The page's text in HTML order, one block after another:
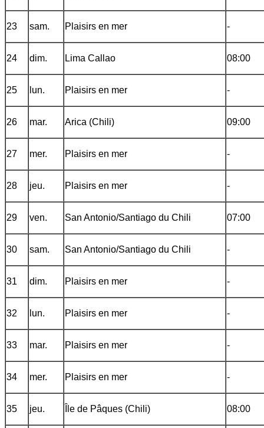
23 sam. Plaisirs en mer -
24 dim. Lima Callao 08:00
25 lun. Plaisirs en mer -
26 mar. Arica (Chili) 09:00
27 mer. Plaisirs en mer -
28 jeu. Plaisirs en mer -
29 ven. San Antonio/Santiago du Chili 07:00
30 sam. San Antonio/Santiago du Chili -
31 dim. Plaisirs en mer -
32 lun. Plaisirs en mer -
33 mar. Plaisirs en mer -
34 mer. Plaisirs en mer -
35 jeu. Île de Pâques (Chili) 08:00